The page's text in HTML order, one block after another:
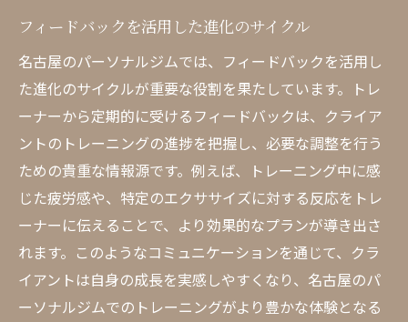
フィードバックを活用した進化のサイクル
名古屋のパーソナルジムでは、フィードバックを活用し
た進化のサイクルが重要な役割を果たしています。トレ
ーナーから定期的に受けるフィードバックは、クライア
ントのトレーニングの進捗を把握し、必要な調整を行う
ための貴重な情報源です。例えば、トレーニング中に感
じた疲労感や、特定のエクササイズに対する反応をトレ
ーナーに伝えることで、より効果的なプランが導き出さ
れます。このようなコミュニケーションを通じて、クラ
イアントは自身の成長を実感しやすくなり、名古屋のパ
ーソナルジムでのトレーニングがより豊かな体験となる